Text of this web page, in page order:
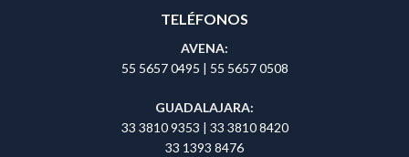
TELÉFONOS
AVENA:
55 5657 0495 | 55 5657 0508
GUADALAJARA:
33 3810 9353 | 33 3810 8420
33 1393 8476